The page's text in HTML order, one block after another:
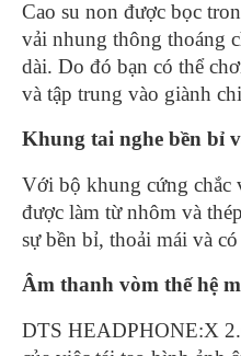
Cao su non được bọc
vải nhung thông thoáng
dài. Do đó bạn có thể
và tập trung vào giành
Khung tai nghe bền bỉ
Với bộ khung cứng chắc
được làm từ nhôm và
sự bền bỉ, thoải mái và
Âm thanh vòm thế hệ
DTS HEADPHONE:X